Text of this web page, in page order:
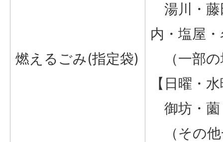
燃えるごみ(指定袋)
湯川・藤
内・塩屋
（一部の
【日曜・
御坊・薗
（その他